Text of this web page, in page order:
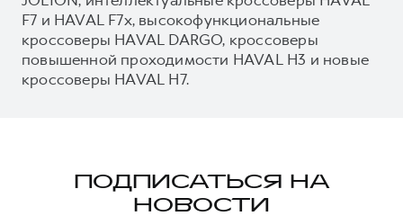
F7 и HAVAL F7x, высокофункциональные
кроссоверы HAVAL DARGO, кроссоверы
повышенной проходимости HAVAL H3 и новые
кроссоверы HAVAL H7.
ПОДПИСАТЬСЯ НА
НОВОСТИ